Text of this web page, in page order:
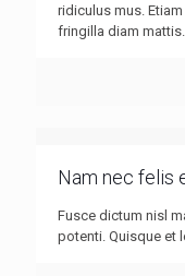
ridiculus mus.
fringilla diam
Nam nec felis
Fusce dictum nisl
potenti. Quisque et